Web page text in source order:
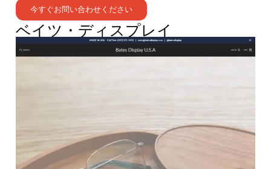
今すぐお問い合わせください
ベイツ・ディスプレイ